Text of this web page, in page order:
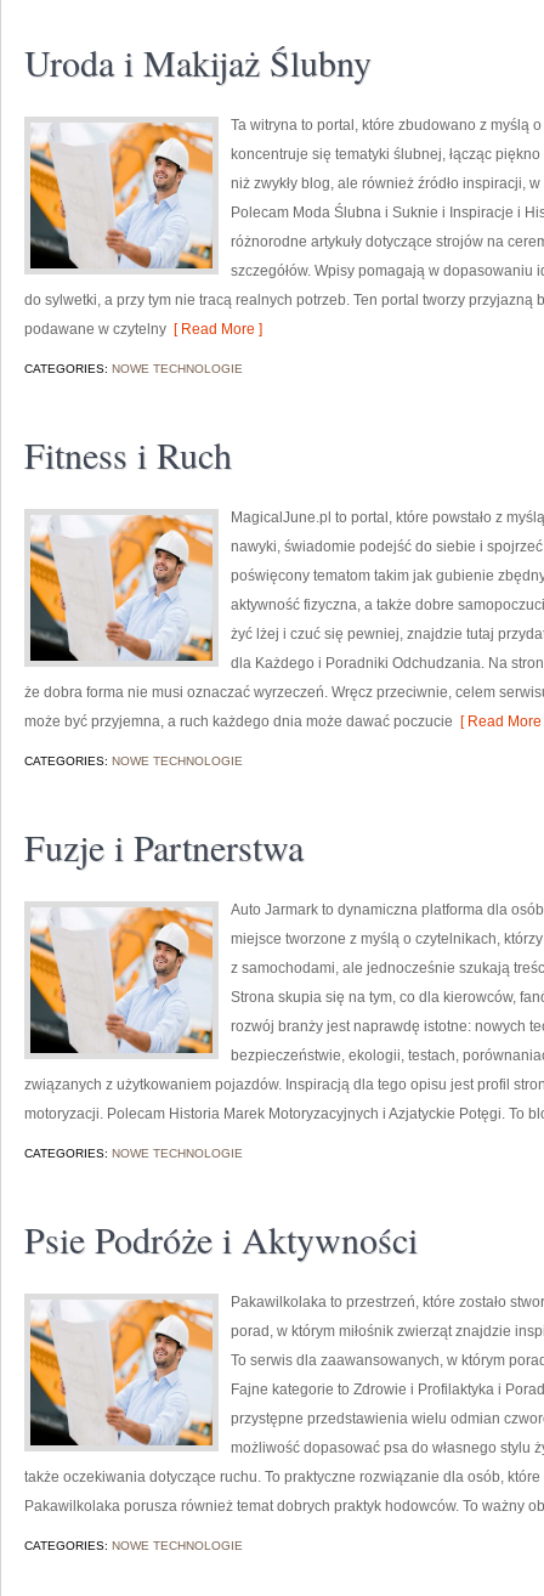
Uroda i Makijaż Ślubny
Ta witryna to portal, które zbudowano z myślą
koncentruje się tematyki ślubnej, łącząc
niż zwykły blog, ale również źródło inspiracji,
Polecam Moda Ślubna i Suknie i Inspiracje i
różnorodne artykuły dotyczące strojów na
szczegółów. Wpisy pomagają w
do sylwetki, a przy tym nie tracą realnych potrzeb. Ten portal tworzy przyjazną
podawane w czytelny [ Read More ]
CATEGORIES: NOWE TECHNOLOGIE
Fitness i Ruch
MagicalJune.pl to portal, które powstało z
nawyki, świadomie podejść do siebie i
poświęcony tematom takim jak gubienie
aktywność fizyczna, a także dobre
żyć lżej i czuć się pewniej, znajdzie tutaj
dla Każdego i Poradniki Odchudzania. Na
że dobra forma nie musi oznaczać wyrzeczeń. Wręcz przeciwnie, celem
może być przyjemna, a ruch każdego dnia może dawać poczucie [ Read More
CATEGORIES: NOWE TECHNOLOGIE
Fuzje i Partnerstwa
Auto Jarmark to dynamiczna platforma dla
miejsce tworzone z myślą o czytelnikach,
z samochodami, ale jednocześnie szukają
Strona skupia się na tym, co dla kierowców,
rozwój branży jest naprawdę istotne: nowych
bezpieczeństwie, ekologii, testach,
związanych z użytkowaniem pojazdów. Inspiracją dla tego opisu jest profil
motoryzacji. Polecam Historia Marek Motoryzacyjnych i Azjatyckie Potęgi. To
CATEGORIES: NOWE TECHNOLOGIE
Psie Podróże i Aktywności
Pakawilkolaka to przestrzeń, które zostało
porad, w którym miłośnik zwierząt znajdzie
To serwis dla zaawansowanych, w którym
Fajne kategorie to Zdrowie i Profilaktyka i
przystępne przedstawienia wielu odmian
możliwość dopasować psa do własnego stylu
także oczekiwania dotyczące ruchu. To praktyczne rozwiązanie dla osób,
Pakawilkolaka porusza również temat dobrych praktyk hodowców. To ważny
CATEGORIES: NOWE TECHNOLOGIE